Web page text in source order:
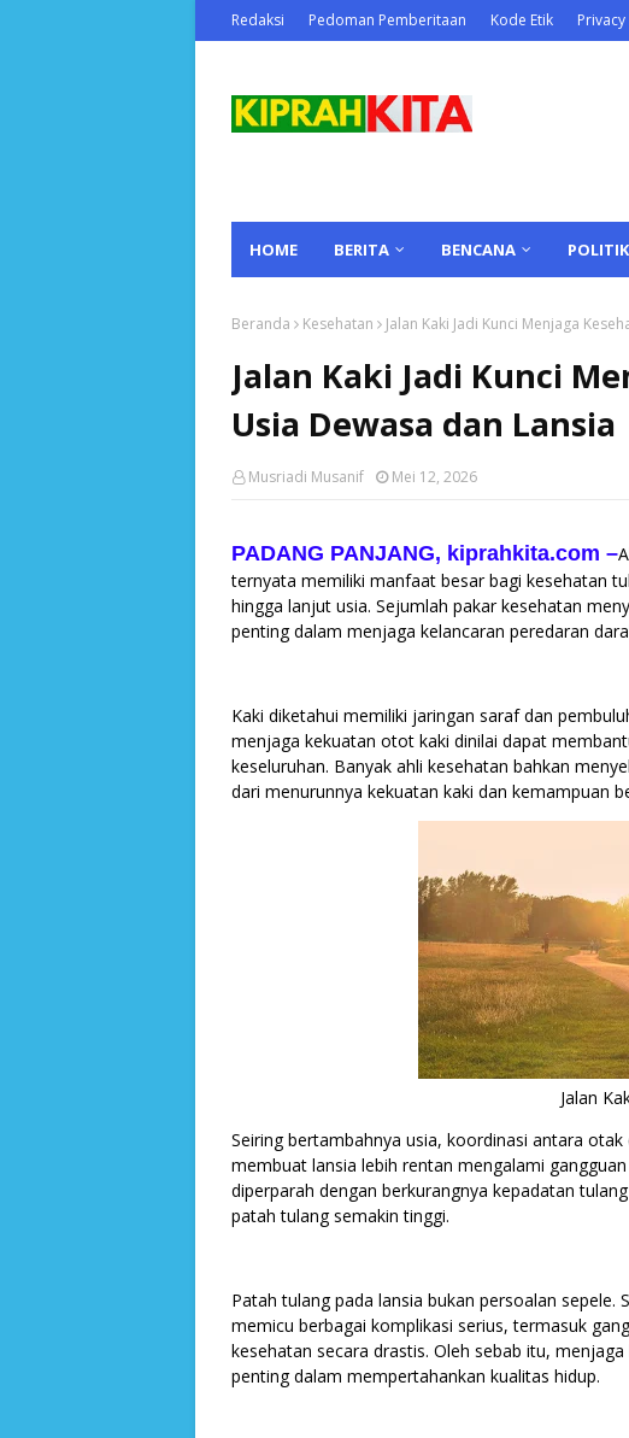
Redaksi Pedoman Pemberitaan Kode Etik
HOME BERITA BENCANA POLITIK
Beranda Kesehatan Jalan Kaki Jadi Kunci Menjaga
Jalan Kaki Jadi Kunci
Usia Dewasa dan Lansia
Musriadi Musanif Mei 12, 2026
PADANG PANJANG, kiprahkita.com –
ternyata memiliki manfaat besar bagi kesehatan
hingga lanjut usia. Sejumlah pakar kesehatan
penting dalam menjaga kelancaran peredaran
Kaki diketahui memiliki jaringan saraf dan
menjaga kekuatan otot kaki dinilai dapat
keseluruhan. Banyak ahli kesehatan bahkan
dari menurunnya kekuatan kaki dan kemampuan
Jalan
Seiring bertambahnya usia, koordinasi antara
membuat lansia lebih rentan mengalami
diperparah dengan berkurangnya kepadatan
patah tulang semakin tinggi.
Patah tulang pada lansia bukan persoalan
memicu berbagai komplikasi serius, termasuk
kesehatan secara drastis. Oleh sebab itu,
penting dalam mempertahankan kualitas hidup.